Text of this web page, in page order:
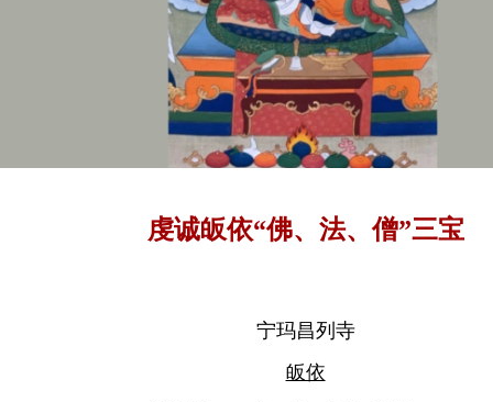
虔诚皈依“佛、法、僧”三宝
宁玛昌列寺
皈依